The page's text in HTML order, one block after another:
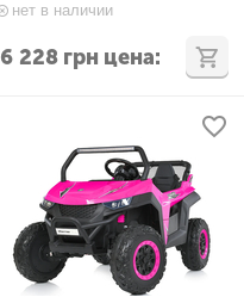
нет в наличии
6 228 грн цена: